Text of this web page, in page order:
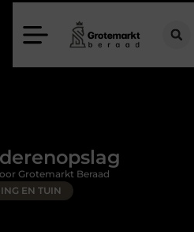
kiezen voor een rijschool in Utrecht?
EN TUIN
Grotemarkt Beraad